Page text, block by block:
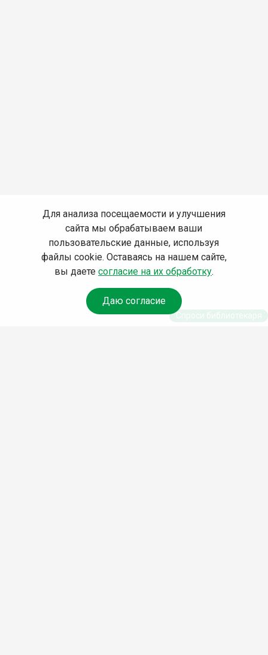
Для анализа посещаемости и улучшения
сайта мы обрабатываем ваши
пользовательские данные, используя
файлы cookie. Оставаясь на нашем сайте,
вы даете согласие на их обработку.
Даю согласие
Спроси библиотекаря